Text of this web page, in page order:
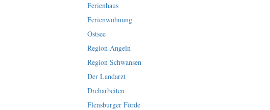
Ferienhaus
Ferienwohnung
Ostsee
Region Angeln
Region Schwansen
Der Landarzt
Dreharbeiten
Flensburger Förde